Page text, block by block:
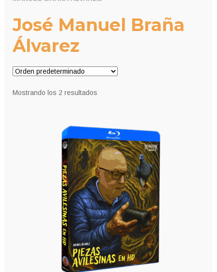
José Manuel Braña
Álvarez
Mostrando los 2 resultados